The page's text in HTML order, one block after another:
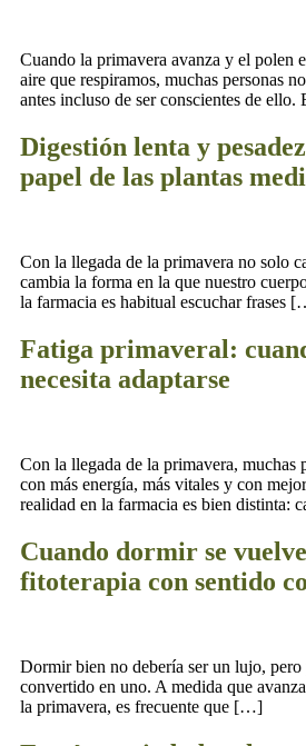
Cuando la primavera avanza y el polen
aire que respiramos, muchas personas
antes incluso de ser conscientes de
Digestión lenta y
papel de las plantas
Con la llegada de la primavera no solo
cambia la forma en la que nuestro
la farmacia es habitual escuchar frases
Fatiga primaveral:
necesita adaptarse
Con la llegada de la primavera, muchas
con más energía, más vitales y con
realidad en la farmacia es bien distinta:
Cuando dormir se
fitoterapia con sentido
Dormir bien no debería ser un lujo, pero
convertido en uno. A medida que
la primavera, es frecuente que […]